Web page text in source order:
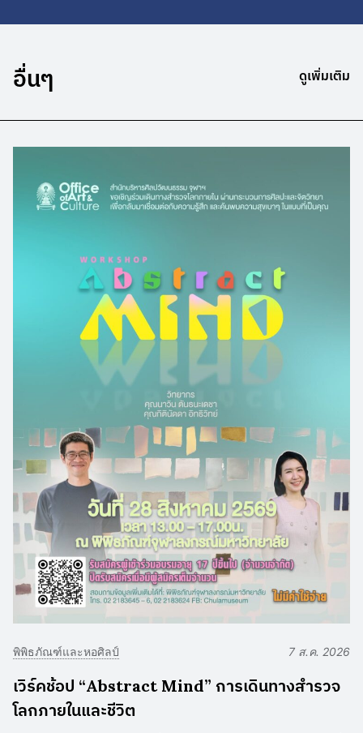
อื่นๆ ดูเพิ่มเติม
พิพิธภัณฑ์และหอศิลป์ 7 ส.ค. 2026
เวิร์คช้อป “Abstract Mind” การเดินทางสำรวจ
โลกภายในและชีวิต